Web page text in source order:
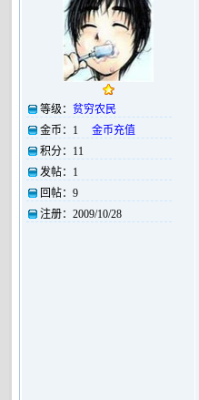
等级： 贫穷农民
金币：
1
金币充值
积分：
11
发帖：
1
回帖： 9
注册： 2009/10/28